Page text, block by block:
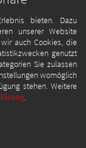
bieten. Dazu
unserer Website
auch Cookies, die
genutzt
Sie zulassen
womöglich
stehen. Weitere
.